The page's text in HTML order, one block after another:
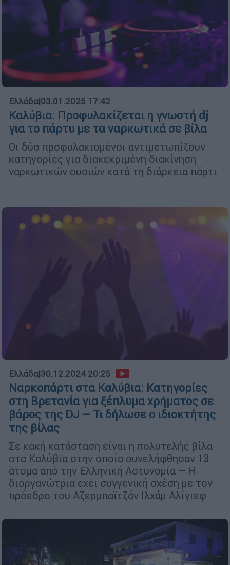
Ελλάδα|03.01.2025 17:42
Καλύβια: Προφυλακίζεται η γνωστή dj
για το πάρτυ με τα ναρκωτικά σε βίλα
Οι δύο προφυλακισμένοι αντιμετωπίζουν
κατηγορίες για διακεκριμένη διακίνηση
ναρκωτικών ουσιών κατά τη διάρκεια πάρτι
Ελλάδα|30.12.2024 20:25
Ναρκοπάρτι στα Καλύβια: Κατηγορίες
στη Βρετανία για ξέπλυμα χρήματος σε
βάρος της DJ – Τι δήλωσε ο ιδιοκτήτης
της βίλας
Σε κακή κατάσταση είναι η πολυτελής βίλα
στα Καλύβια στην οποία συνελήφθησαν 13
άτομα από την Ελληνική Αστυνομία – Η
διοργανώτρια εχει συγγενική σχέση με τον
πρόεδρο του Αζερμπαϊτζάν Ιλχάμ Αλίγιεφ